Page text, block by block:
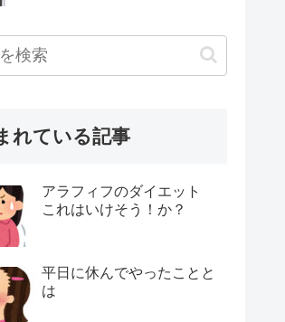
れている記事
アラフィフのダイエット
これはいけそう！か？
平日に休んでやったことと
は